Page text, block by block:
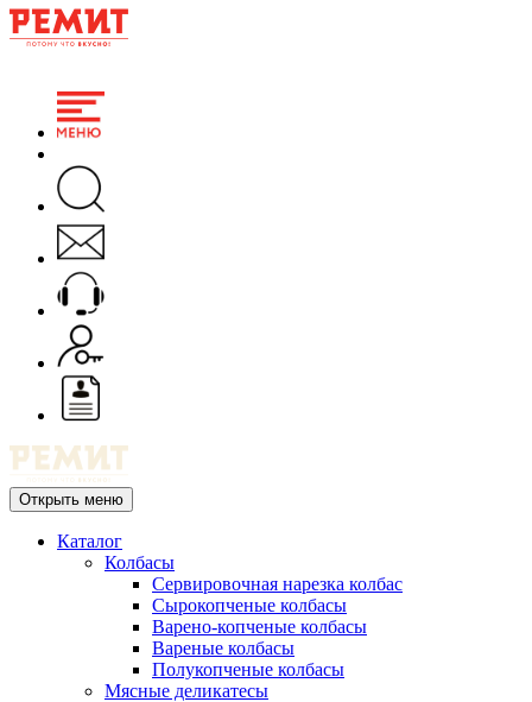
Открыть меню
Каталог
Колбасы
Сервировочная нарезка колбас
Сырокопченые колбасы
Варено-копченые колбасы
Вареные колбасы
Полукопченые колбасы
Мясные деликатесы